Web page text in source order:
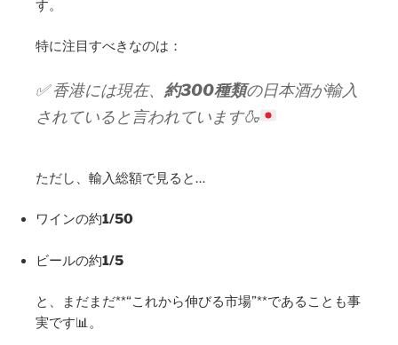
す。
特に注目すべきなのは：
✅ 香港には現在、 約300種類の日本酒が輸入
されていると言われています🍶
ただし、輸入総額で見ると…
ワインの約1/50
ビールの約1/5
と、まだまだ**“これから伸びる市場”**であることも事
実です📊。